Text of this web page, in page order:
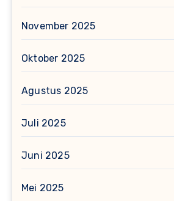
November 2025
Oktober 2025
Agustus 2025
Juli 2025
Juni 2025
Mei 2025